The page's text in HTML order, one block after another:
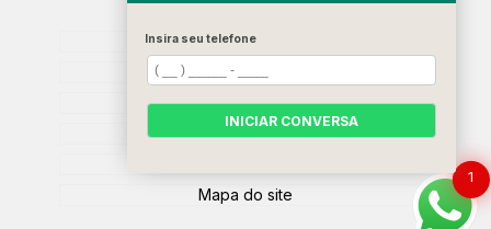
Home
Empresa
SERVIÇOS
Contato
Mapa do site
1
Insira seu telefone
INICIAR CONVERSA